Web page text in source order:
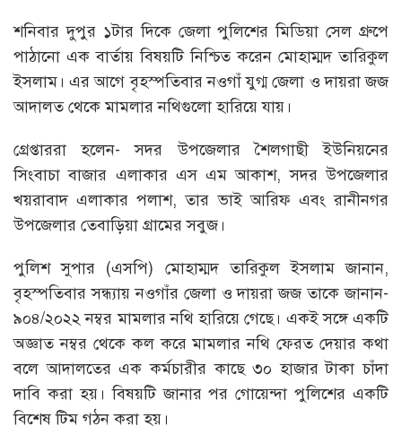
শনিবার দুপুর ১টার দিকে জেলা পুলিশের মিডিয়া সেল গ্রুপে
পাঠানো এক বার্তায় বিষয়টি নিশ্চিত করেন মোহাম্মদ তারিকুল
ইসলাম। এর আগে বৃহস্পতিবার নওগাঁ যুগ্ম জেলা ও দায়রা জজ
আদালত থেকে মামলার নথিগুলো হারিয়ে যায়।
গ্রেপ্তাররা হলেন- সদর উপজেলার শৈলগাছী ইউনিয়নের
সিংবাচা বাজার এলাকার এস এম আকাশ, সদর উপজেলার
খয়রাবাদ এলাকার পলাশ, তার ভাই আরিফ এবং রানীনগর
উপজেলার তেবাড়িয়া গ্রামের সবুজ।
পুলিশ সুপার (এসপি) মোহাম্মদ তারিকুল ইসলাম জানান,
বৃহস্পতিবার সন্ধ্যায় নওগাঁর জেলা ও দায়রা জজ তাকে জানান-
৯০৪/২০২২ নম্বর মামলার নথি হারিয়ে গেছে। একই সঙ্গে একটি
অজ্ঞাত নম্বর থেকে কল করে মামলার নথি ফেরত দেয়ার কথা
বলে আদালতের এক কর্মচারীর কাছে ৩০ হাজার টাকা চাঁদা
দাবি করা হয়। বিষয়টি জানার পর গোয়েন্দা পুলিশের একটি
বিশেষ টিম গঠন করা হয়।